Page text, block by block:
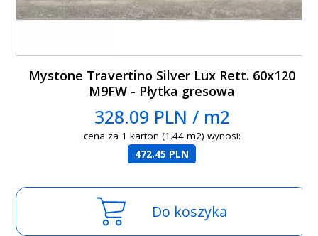
Mystone Travertino Silver Lux Rett. 60x120
M9FW - Płytka gresowa
328.09 PLN / m2
cena za 1 karton (1.44 m2) wynosi:
472.45 PLN
Do koszyka